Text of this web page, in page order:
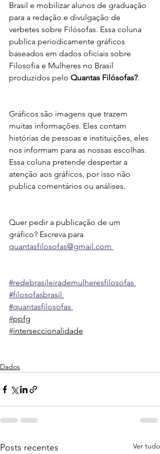
Brasil e mobilizar alunos de graduação
para a redação e divulgação de
verbetes sobre Filósofas. Essa coluna
publica periodicamente gráficos
baseados em dados oficiais sobre
Filosofia e Mulheres no Brasil
produzidos pelo Quantas Filósofas?.
Gráficos são imagens que trazem
muitas informações. Eles contam
histórias de pessoas e instituições, eles
nos informam para as nossas escolhas.
Essa coluna pretende despertar a
atenção aos gráficos, por isso não
publica comentários ou análises.
Quer pedir a publicação de um
gráfico? Escreva para
quantasfilosofas@gmail.com
#redebrasileirademulheresfilosofas
#filosofasbrasil
#quantasfilosofas
#ppfg
#interseccionalidade
Dados
Posts recentes Ver tudo